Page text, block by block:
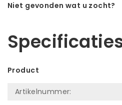
Niet gevonden wat u zocht?
Product
Artikelnummer: